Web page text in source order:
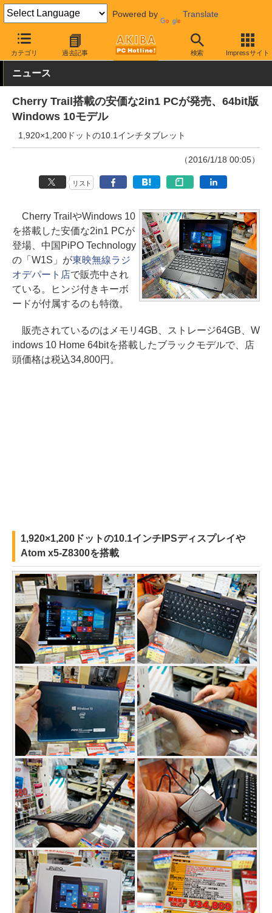
Powered by Translate
カテゴリ 過去記事 検索 Impressサイト
AKIBA PC Hotline! モバイル
ニュース
Cherry Trail搭載の安価な2in1 PCが発売、64bit版
Windows 10モデル
1,920×1,200ドットの10.1インチタブレット
（2016/1/18 00:05）
リスト
Cherry TrailやWindows 10
を搭載した安価な2in1 PCが
登場、中国PiPO Technology
の「W1S」が東映無線ラジ
オデパート店で販売中され
ている。ヒンジ付きキーボ
ードが付属するのも特徴。
販売されているのはメモリ4GB、ストレージ64GB、W
indows 10 Home 64bitを搭載したブラックモデルで、店
頭価格は税込34,800円。
1,920×1,200ドットの10.1インチIPSディスプレイや
Atom x5-Z8300を搭載